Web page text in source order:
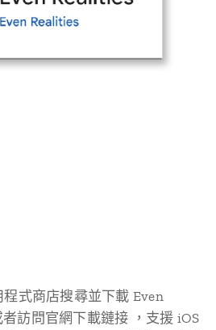
式商店搜尋並下載 Even
訪問官網下載鏈接 ，支援 iOS